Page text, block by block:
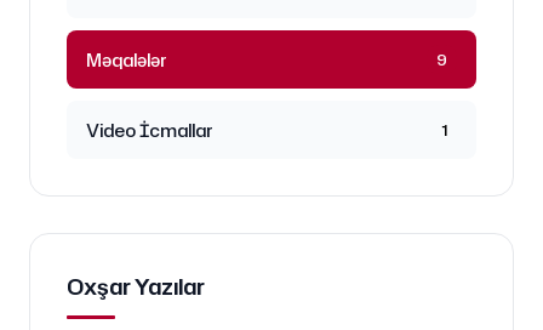
Məqalələr 9
Video İcmallar 1
Oxşar Yazılar